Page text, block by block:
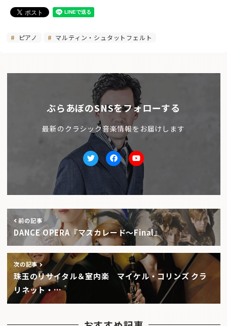
ピアノ マルティン・シュタットフェルト
ぶらあぼのSNSをフォローする
最新のクラシック音楽情報をお届けします
TwitterfacebookYoutube
前の記事
DANCE OPERA『マスカレード〜Final』
次の記事
珠玉のリサイタル＆室内楽 マイケル・コリンズ クラ
リネット・…